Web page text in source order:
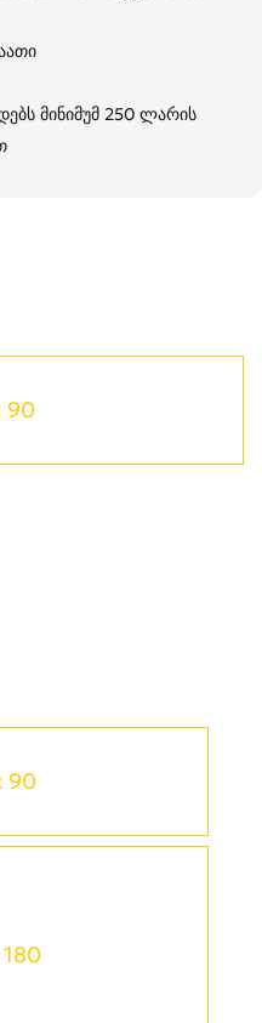
90
მინიმუმ 250 ლარის
90